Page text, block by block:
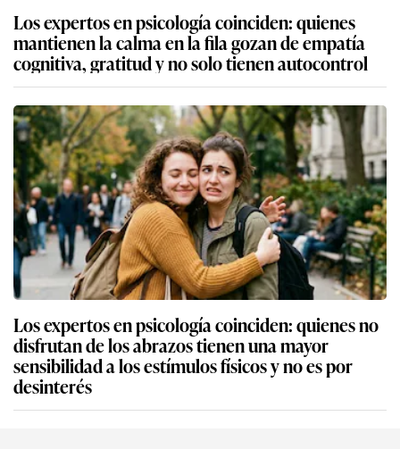
Los expertos en psicología coinciden: quienes
mantienen la calma en la fila gozan de empatía
cognitiva, gratitud y no solo tienen autocontrol
Los expertos en psicología coinciden: quienes no
disfrutan de los abrazos tienen una mayor
sensibilidad a los estímulos físicos y no es por
desinterés